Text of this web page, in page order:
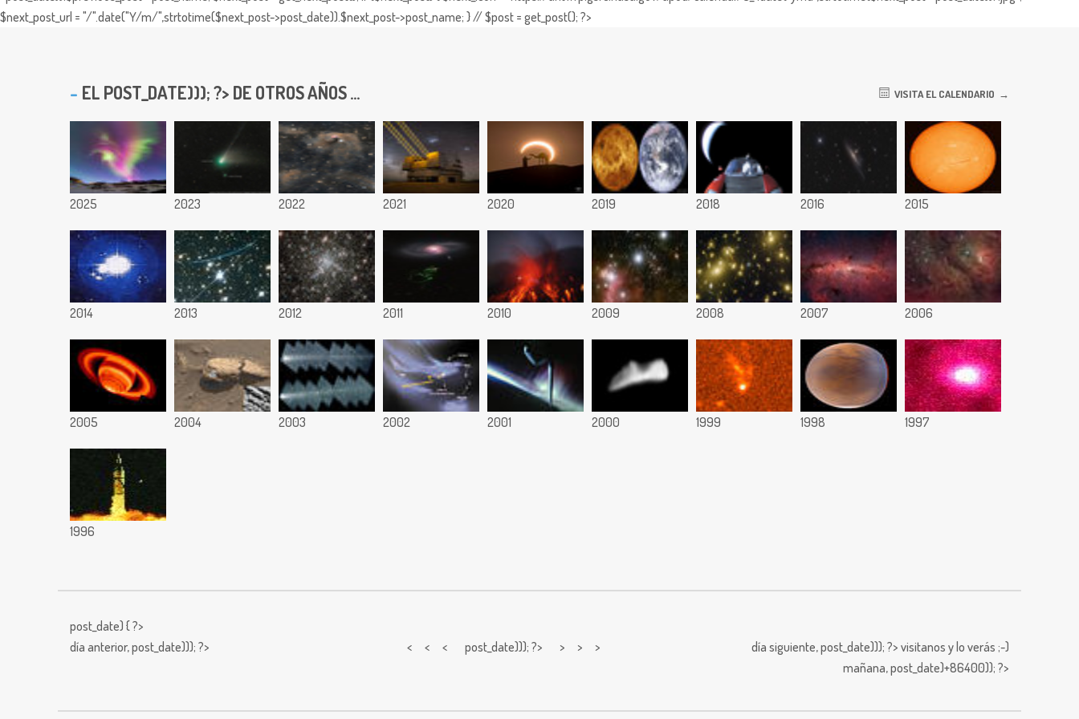
$next_post_url = "/".date("Y/m/",strtotime($next_post->post_date)).$next_post->post_name; } // $post = get_post(); ?>
EL POST_DATE))); ?> DE OTROS AÑOS ... VISITA EL CALENDARIO
2025 2023 2022 2021 2020 2019 2018 2016 2015
2014 2013 2012 2011 2010 2009 2008 2007 2006
2005 2004 2003 2002 2001 2000 1999 1998 1997
1996
post_date) { ?>
día anterior,post_date))); ?> < < < post_date))); ?> > > > día siguiente,post_date))); ?> visitanos y lo verás ;-)
mañana,post_date)+86400)); ?>